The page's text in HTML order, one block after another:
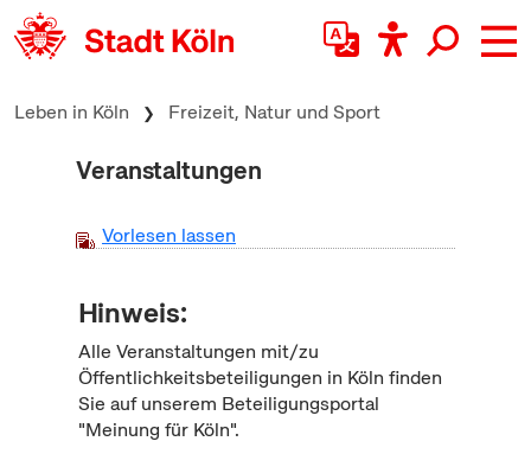
zum Inhalt springen
Leben in Köln Freizeit, Natur und Sport
Veranstaltungen
Vorlesen lassen
Hinweis:
Alle Veranstaltungen mit/zu
Öffentlichkeitsbeteiligungen in Köln finden
Sie auf unserem Beteiligungsportal
"Meinung für Köln".